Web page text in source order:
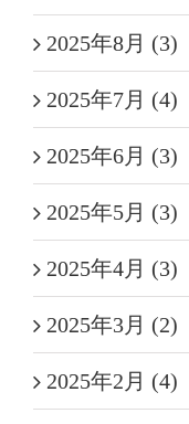
2025年8月 (3)
2025年7月 (4)
2025年6月 (3)
2025年5月 (3)
2025年4月 (3)
2025年3月 (2)
2025年2月 (4)